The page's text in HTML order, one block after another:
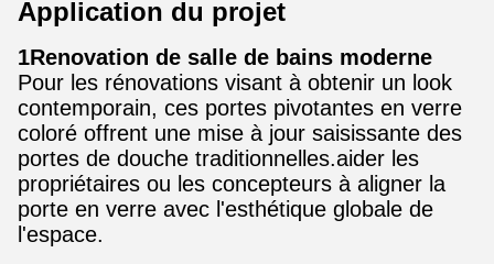
Application du projet
1Renovation de salle de bains moderne
Pour les rénovations visant à obtenir un look
contemporain, ces portes pivotantes en verre
coloré offrent une mise à jour saisissante des
portes de douche traditionnelles.aider les
propriétaires ou les concepteurs à aligner la
porte en verre avec l'esthétique globale de
l'espace.